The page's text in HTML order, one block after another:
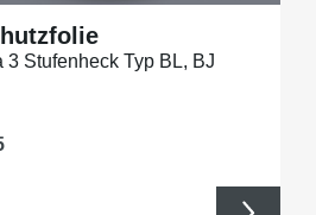
3 Stufenheck Typ BL, BJ